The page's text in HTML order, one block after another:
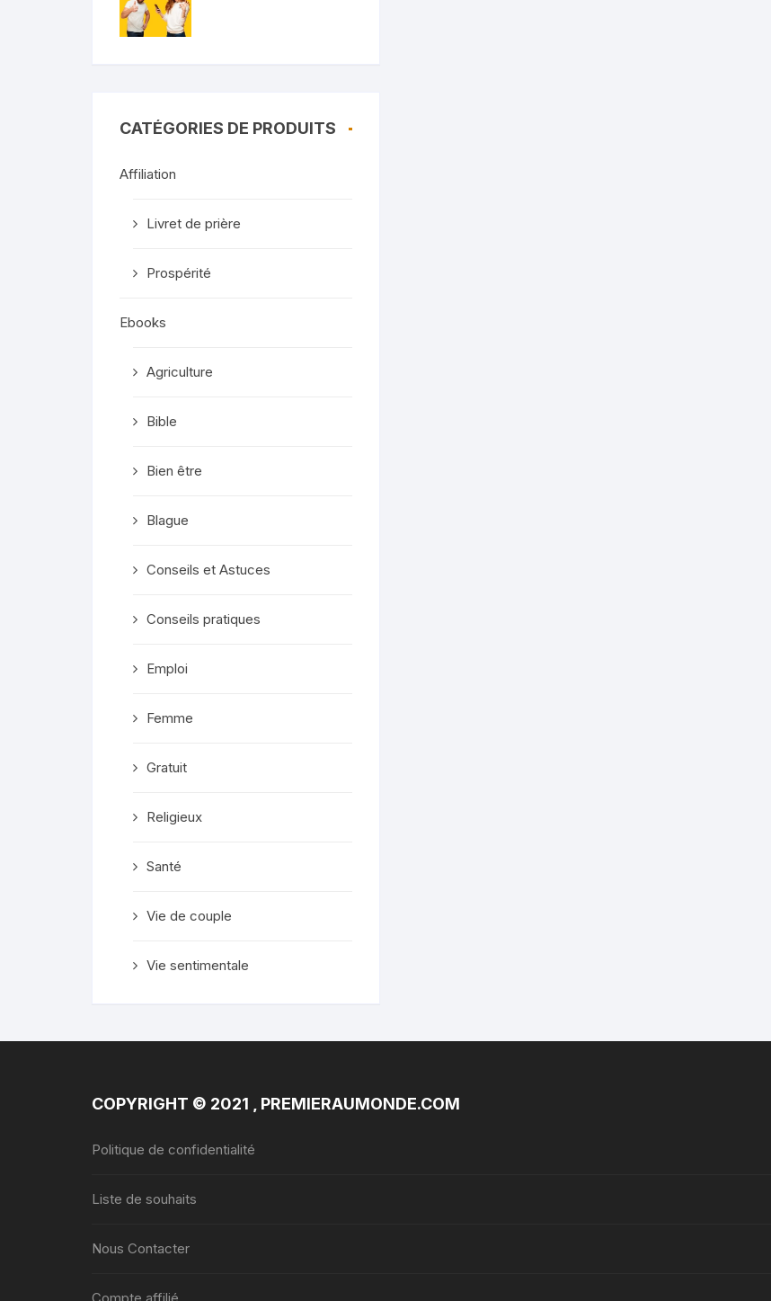
CATÉGORIES DE PRODUITS
Affiliation
Livret de prière
Prospérité
Ebooks
Agriculture
Bible
Bien être
Blague
Conseils et Astuces
Conseils pratiques
Emploi
Femme
Gratuit
Religieux
Santé
Vie de couple
Vie sentimentale
COPYRIGHT © 2021 , PREMIERAUMONDE.COM
Politique de confidentialité
Liste de souhaits
Nous Contacter